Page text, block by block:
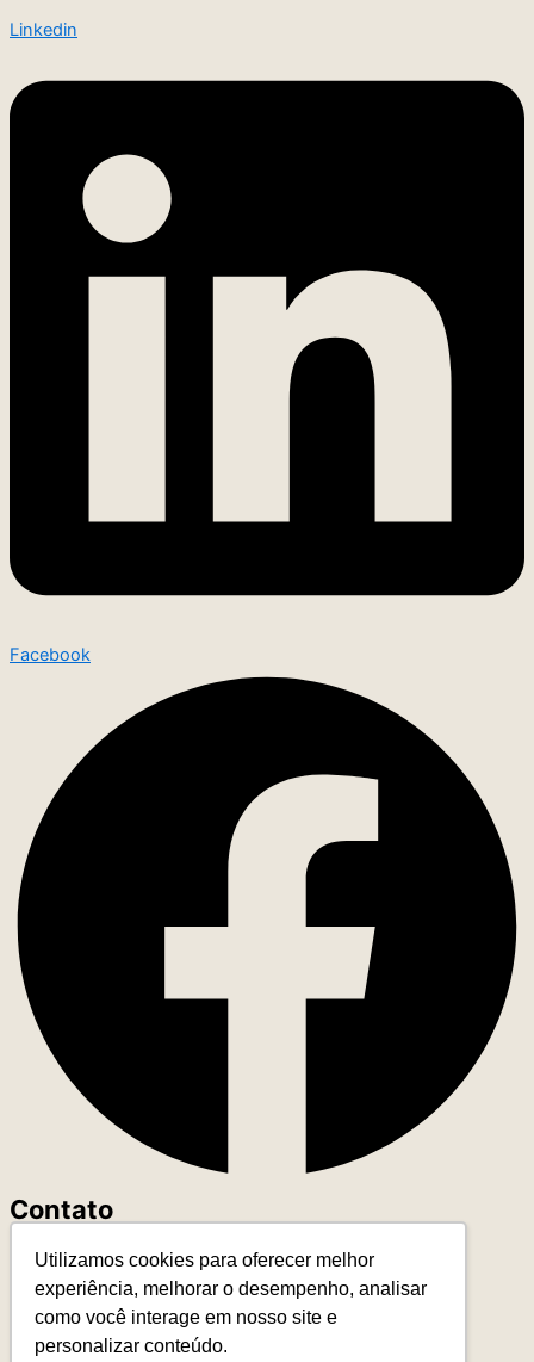
Utilizamos cookies para oferecer melhor
experiência, melhorar o desempenho, analisar
como você interage em nosso site e
personalizar conteúdo.
Linkedin
Facebook
Contato
+55 (11) 93327-4818
contato@leadereduca.com.br
Rua Paes Leme, 215 – Ed. Thera Faria Lima